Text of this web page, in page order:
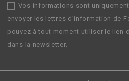
Vos informations sont
envoyer les lettres d’information de
pouvez à tout moment utiliser le lien
dans la newsletter.